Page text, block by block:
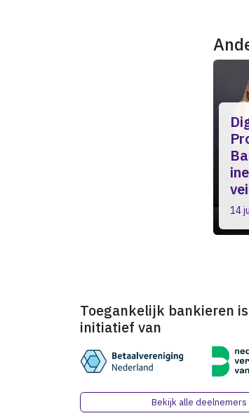
14
Toegankelijk bankieren
initiatief van
Bekijk alle deelnemers